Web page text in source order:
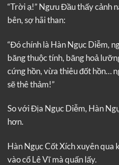
“Trời ạ!” Ngưu Đầu thấy cảnh
bên, sợ hãi than:
“Đó chính là Hàn Ngục Diễm,
băng thuộc tính, băng hoả
cứng hồn, vừa thiêu đốt hồn…
sẽ thê thảm!”
So với Địa Ngục Diễm, Hàn
hơn.
Hàn Ngục Cốt Xích xuyên qua
vào cổ Lê Vĩ mà quấn lấy.